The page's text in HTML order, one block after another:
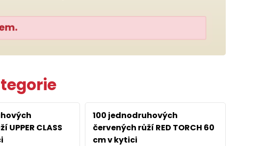
UPPER CLASS
100 jednodruhových
červených růží RED TORCH 60
cm v kytici